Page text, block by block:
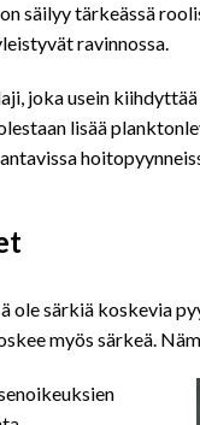
säilyy tärkeässä
ravinnossa.
joka usein
lisää
ole särkiä koskevia
myös särkeä.